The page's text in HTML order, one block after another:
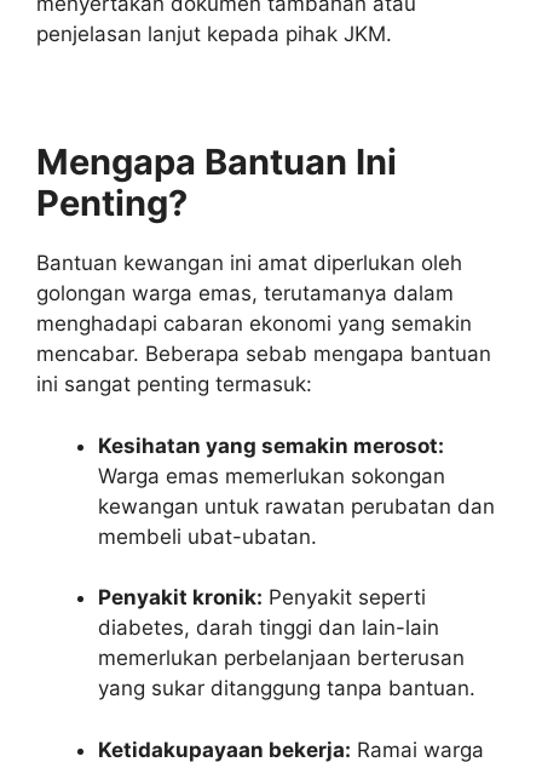
penjelasan lanjut kepada pihak JKM.
Mengapa Bantuan Ini
Penting?
Bantuan kewangan ini amat diperlukan oleh
golongan warga emas, terutamanya dalam
menghadapi cabaran ekonomi yang semakin
mencabar. Beberapa sebab mengapa bantuan
ini sangat penting termasuk:
Kesihatan yang semakin merosot:
Warga emas memerlukan sokongan
kewangan untuk rawatan perubatan dan
membeli ubat-ubatan.
Penyakit kronik: Penyakit seperti
diabetes, darah tinggi dan lain-lain
memerlukan perbelanjaan berterusan
yang sukar ditanggung tanpa bantuan.
Ketidakupayaan bekerja: Ramai warga